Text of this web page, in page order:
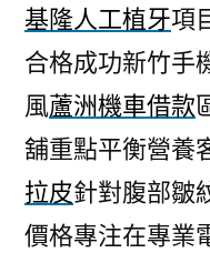
基隆人工植牙項
合格成功新竹手
風蘆洲機車借款
舖重點平衡營養
拉皮針對腹部皺
價格專注在專業